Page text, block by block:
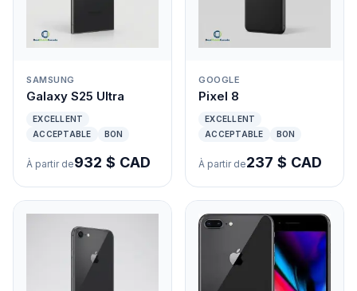
SAMSUNG
Galaxy S25 Ultra
EXCELLENT
ACCEPTABLE
BON
À partir de932 $ CAD
GOOGLE
Pixel 8
EXCELLENT
ACCEPTABLE
BON
À partir de237 $ CAD